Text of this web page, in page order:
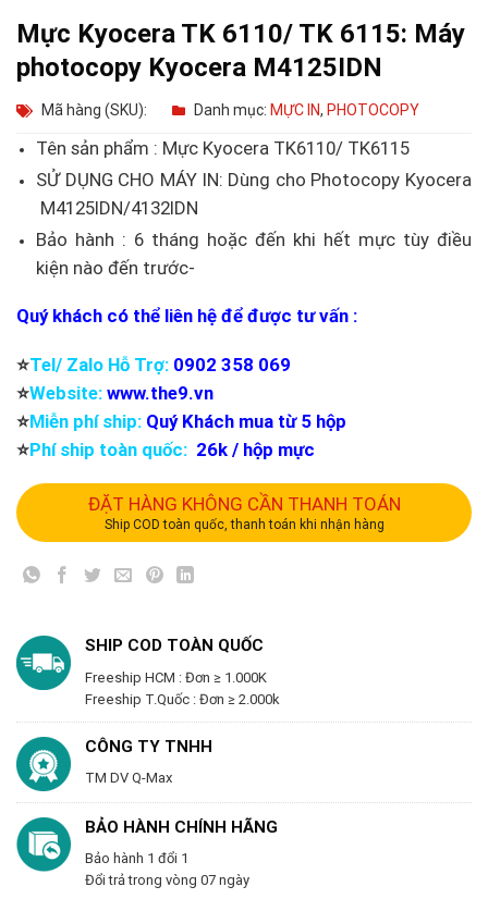
Mực Kyocera TK 6110/ TK 6115: Máy
photocopy Kyocera M4125IDN
Mã hàng (SKU): Danh mục: MỰC IN, PHOTOCOPY
Tên sản phẩm : Mực Kyocera TK6110/ TK6115
SỬ DỤNG CHO MÁY IN: Dùng cho Photocopy Kyocera
M4125IDN/4132IDN
Bảo hành : 6 tháng hoặc đến khi hết mực tùy điều
kiện nào đến trước-
Quý khách có thể liên hệ để được tư vấn :
⭐️Tel/ Zalo Hỗ Trợ: 0902 358 069
⭐️Website: www.the9.vn
⭐️Miễn phí ship: Quý Khách mua từ 5 hộp
⭐️Phí ship toàn quốc: 26k / hộp mực
ĐẶT HÀNG KHÔNG CẦN THANH TOÁN
Ship COD toàn quốc, thanh toán khi nhận hàng
SHIP COD TOÀN QUỐC
Freeship HCM : Đơn ≥ 1.000K
Freeship T.Quốc : Đơn ≥ 2.000k
CÔNG TY TNHH
TM DV Q-Max
BẢO HÀNH CHÍNH HÃNG
Bảo hành 1 đổi 1
Đổi trả trong vòng 07 ngày